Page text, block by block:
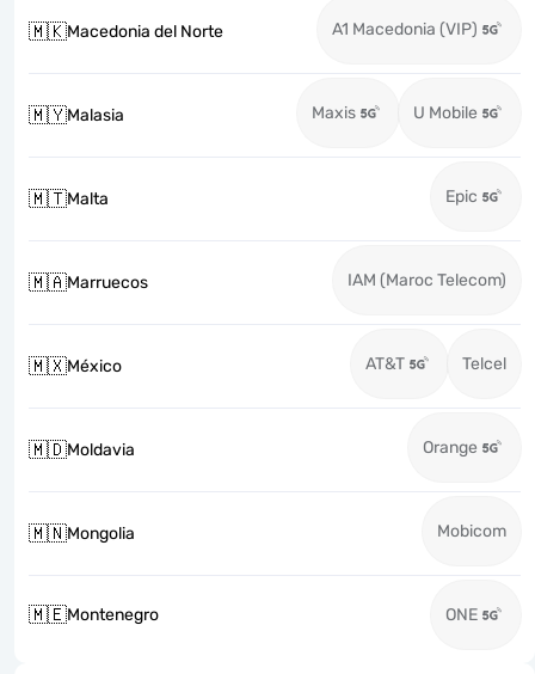
🇲🇰Macedonia del Norte A1 Macedonia (VIP)
🇲🇾Malasia Maxis U Mobile
🇲🇹Malta Epic
🇲🇦Marruecos IAM (Maroc Telecom)
🇲🇽México AT&T Telcel
🇲🇩Moldavia Orange
🇲🇳Mongolia Mobicom
🇲🇪Montenegro ONE